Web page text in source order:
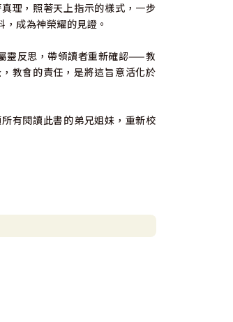
理，照著天上指示的樣式，一步
成為神榮耀的見證。
靈反思，帶領讀者重新確認——教
教會的責任，是將這旨意活化於
有閱讀此書的弟兄姐妹，重新校